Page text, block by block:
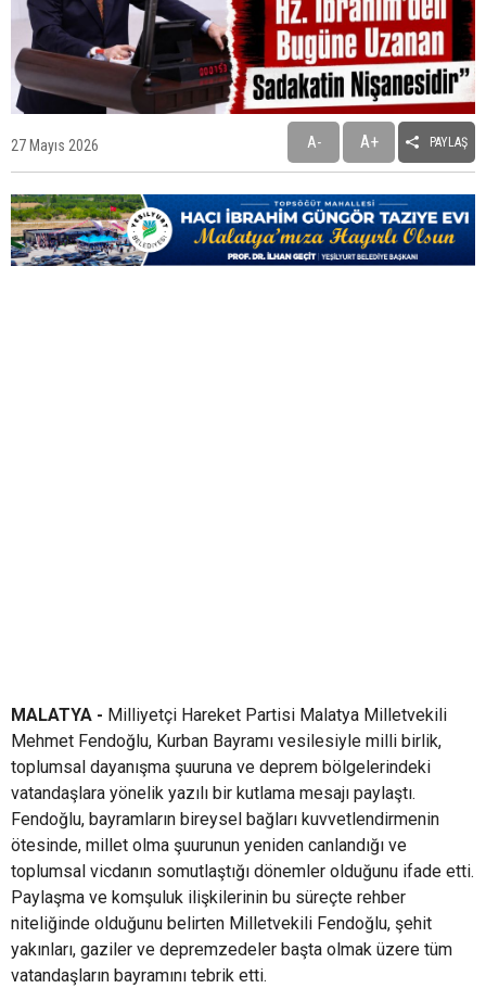
“Malatya'yı her anlamda geleceğe hazırlıyoruz”
27 Mayıs 2026 A- A+ PAYLAŞ
MALATYA - Milliyetçi Hareket Partisi Malatya Milletvekili
Mehmet Fendoğlu, Kurban Bayramı vesilesiyle milli birlik,
toplumsal dayanışma şuuruna ve deprem bölgelerindeki
vatandaşlara yönelik yazılı bir kutlama mesajı paylaştı.
Fendoğlu, bayramların bireysel bağları kuvvetlendirmenin
ötesinde, millet olma şuurunun yeniden canlandığı ve
toplumsal vicdanın somutlaştığı dönemler olduğunu ifade etti.
Paylaşma ve komşuluk ilişkilerinin bu süreçte rehber
niteliğinde olduğunu belirten Milletvekili Fendoğlu, şehit
yakınları, gaziler ve depremzedeler başta olmak üzere tüm
vatandaşların bayramını tebrik etti.